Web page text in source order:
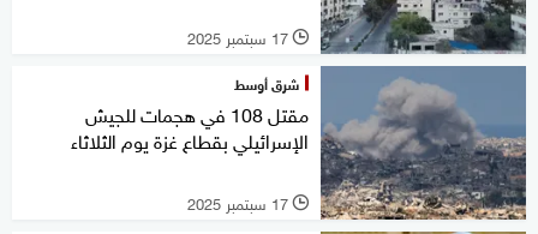
l 17 سبتمبر 2025
شرق أوسط
مقتل 108 في هجمات للجيش
الإسرائيلي بقطاع غزة يوم الثلاثاء
l 17 سبتمبر 2025